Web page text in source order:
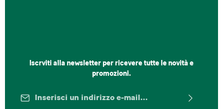
Iscrviti alla newsletter per ricevere tutte le novità e
promozioni.